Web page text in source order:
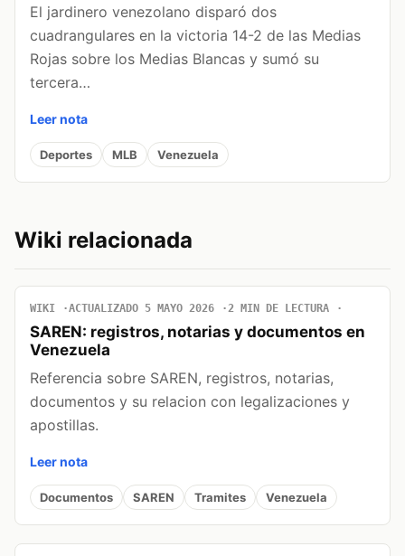
El jardinero venezolano disparó dos
cuadrangulares en la victoria 14-2 de las Medias
Rojas sobre los Medias Blancas y sumó su
tercera…
Leer nota
Deportes MLB Venezuela
Wiki relacionada
WIKI ACTUALIZADO 5 MAYO 2026 2 MIN DE LECTURA
SAREN: registros, notarias y documentos en
Venezuela
Referencia sobre SAREN, registros, notarias,
documentos y su relacion con legalizaciones y
apostillas.
Leer nota
Documentos SAREN Tramites Venezuela